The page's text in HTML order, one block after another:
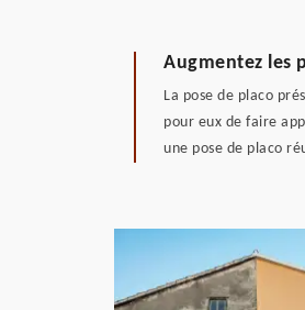
Augmentez les
La pose de placo
pour eux de faire
une pose de placo